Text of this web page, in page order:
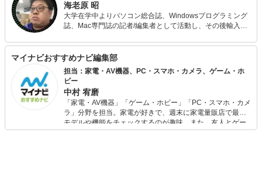
海老原 昭
大学在学中よりパソコン総合誌、Windowsプログラミング
誌、Mac専門誌の記者/編集者として活動し、その後輸入自
ーランスとして現在に至る。 キャリアは25年目に突入。専
門はアップル製品だが、WindowsもAndroidも周辺機器も
ソフトも等しく愛する何でも屋。
マイナビおすすめナビ編集部
担当：家電・AV機器、PC・スマホ・カメラ、ゲーム・ホ
ビー
中村 宥磨
「家電・AV機器」「ゲーム・ホビー」「PC・スマホ・カメ
ラ」分野を担当。家電が好きで、週末に家電量販店で最新
モデルや機能をチェックするのが趣味。また、友人とゲー
ムを楽しみながら、新作タイトルやイベント情報もいち早